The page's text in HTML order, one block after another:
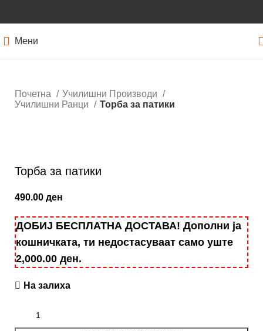
Мени
Почетна
Училишни Производи
Училишни Ранци
Торба за патики
Торба за патики
490.00 ден
ДОБИЈ БЕСПЛАТНА ДОСТАВА! Дополни ја
кошничката, ти недостасуваат само уште
2,000.00 ден.
На залиха